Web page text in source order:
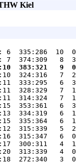
Kiel
6  335:286  10
383:321   9
324:316   7
333:295   6
328:329   7
314:324   7
353:361   6
334:319   6
335:364   6
315:339   5
315:347   6
300:311   4
313:339   4
272:340   3